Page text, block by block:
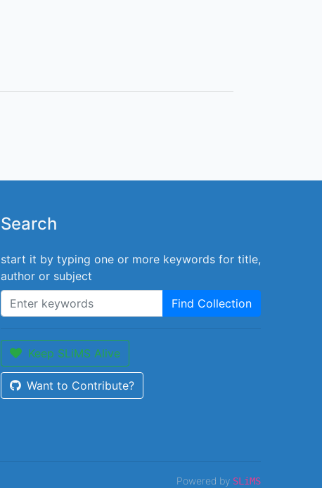
Search
start it by typing one or more keywords for title,
author or subject
Find Collection
Keep SLiMS Alive
Want to Contribute?
Powered by SLiMS